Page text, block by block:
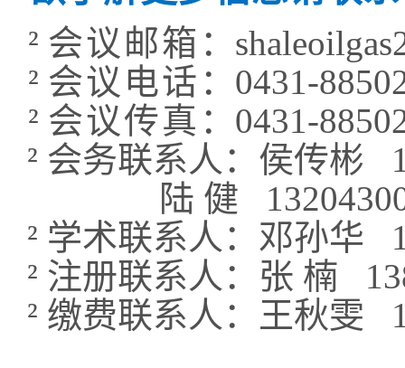
² 会议邮箱 ：
² 会议电话 ： 0431-
² 会议传真 ： 0431-
² 会务联系人：侯传彬
陆 健
² 学术联系人：邓孙华
² 注册联系人：张 楠
² 缴费联系人：王秋雯